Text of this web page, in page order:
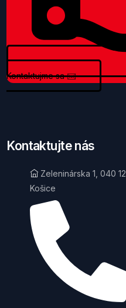
Kontaktujme sa✉️
Kontaktujte nás
Zeleninárska 1, 040 12
Košice